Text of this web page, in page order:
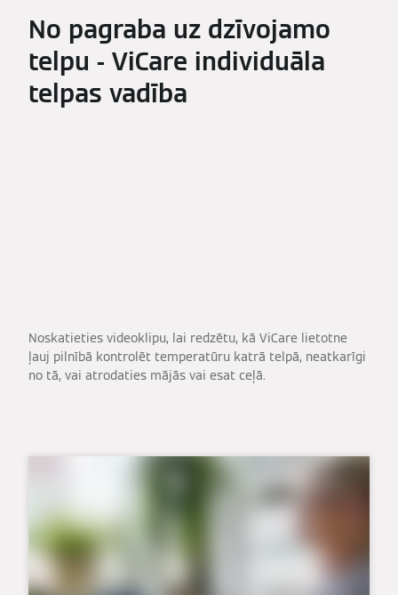
No pagraba uz dzīvojamo
telpu - ViCare individuāla
telpas vadība
Noskatieties videoklipu, lai redzētu, kā ViCare lietotne
ļauj pilnībā kontrolēt temperatūru katrā telpā, neatkarīgi
no tā, vai atrodaties mājās vai esat ceļā.